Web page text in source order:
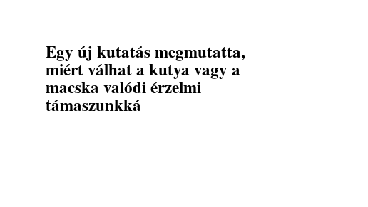
Egy új kutatás megmutatta,
miért válhat a kutya vagy a
macska valódi érzelmi
támaszunkká